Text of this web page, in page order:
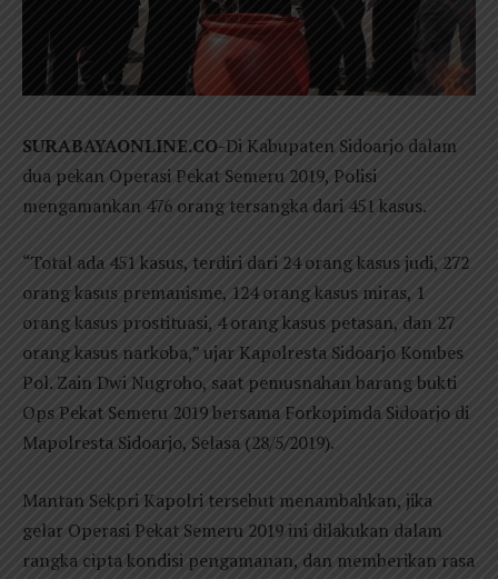
SURABAYAONLINE.CO-Di Kabupaten Sidoarjo dalam
dua pekan Operasi Pekat Semeru 2019, Polisi
mengamankan 476 orang tersangka dari 451 kasus.
“Total ada 451 kasus, terdiri dari 24 orang kasus judi, 272
orang kasus premanisme, 124 orang kasus miras, 1
orang kasus prostituasi, 4 orang kasus petasan, dan 27
orang kasus narkoba,” ujar Kapolresta Sidoarjo Kombes
Pol. Zain Dwi Nugroho, saat pemusnahan barang bukti
Ops Pekat Semeru 2019 bersama Forkopimda Sidoarjo di
Mapolresta Sidoarjo, Selasa (28/5/2019).
Mantan Sekpri Kapolri tersebut menambahkan, jika
gelar Operasi Pekat Semeru 2019 ini dilakukan dalam
rangka cipta kondisi pengamanan, dan memberikan rasa